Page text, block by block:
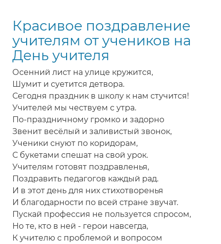
от
родителей
с
Днем
учителя
Красивое поздравление
учителям от учеников на
День учителя
Осенний лист на улице кружится,
Шумит и суетится детвора.
Сегодня праздник в школу к нам стучится!
Учителей мы чествуем с утра.
По-праздничному громко и задорно
Звенит весёлый и заливистый звонок,
Ученики снуют по коридорам,
С букетами спешат на свой урок.
Учителям готовят поздравленья,
Поздравить педагогов каждый рад.
И в этот день для них стихотворенья
И благодарности по всей стране звучат.
Пускай профессия не пользуется спросом,
Но те, кто в ней - герои навсегда,
К учителю с проблемой и вопросом